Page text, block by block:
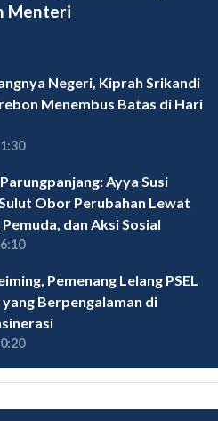
Menteri
Negeri, Kiprah Srikandi
Menembus Batas di Hari
Ayya Susi
Obor Perubahan Lewat
dan Aksi Sosial
Pemenang Lelang PSEL
Berpengalaman di